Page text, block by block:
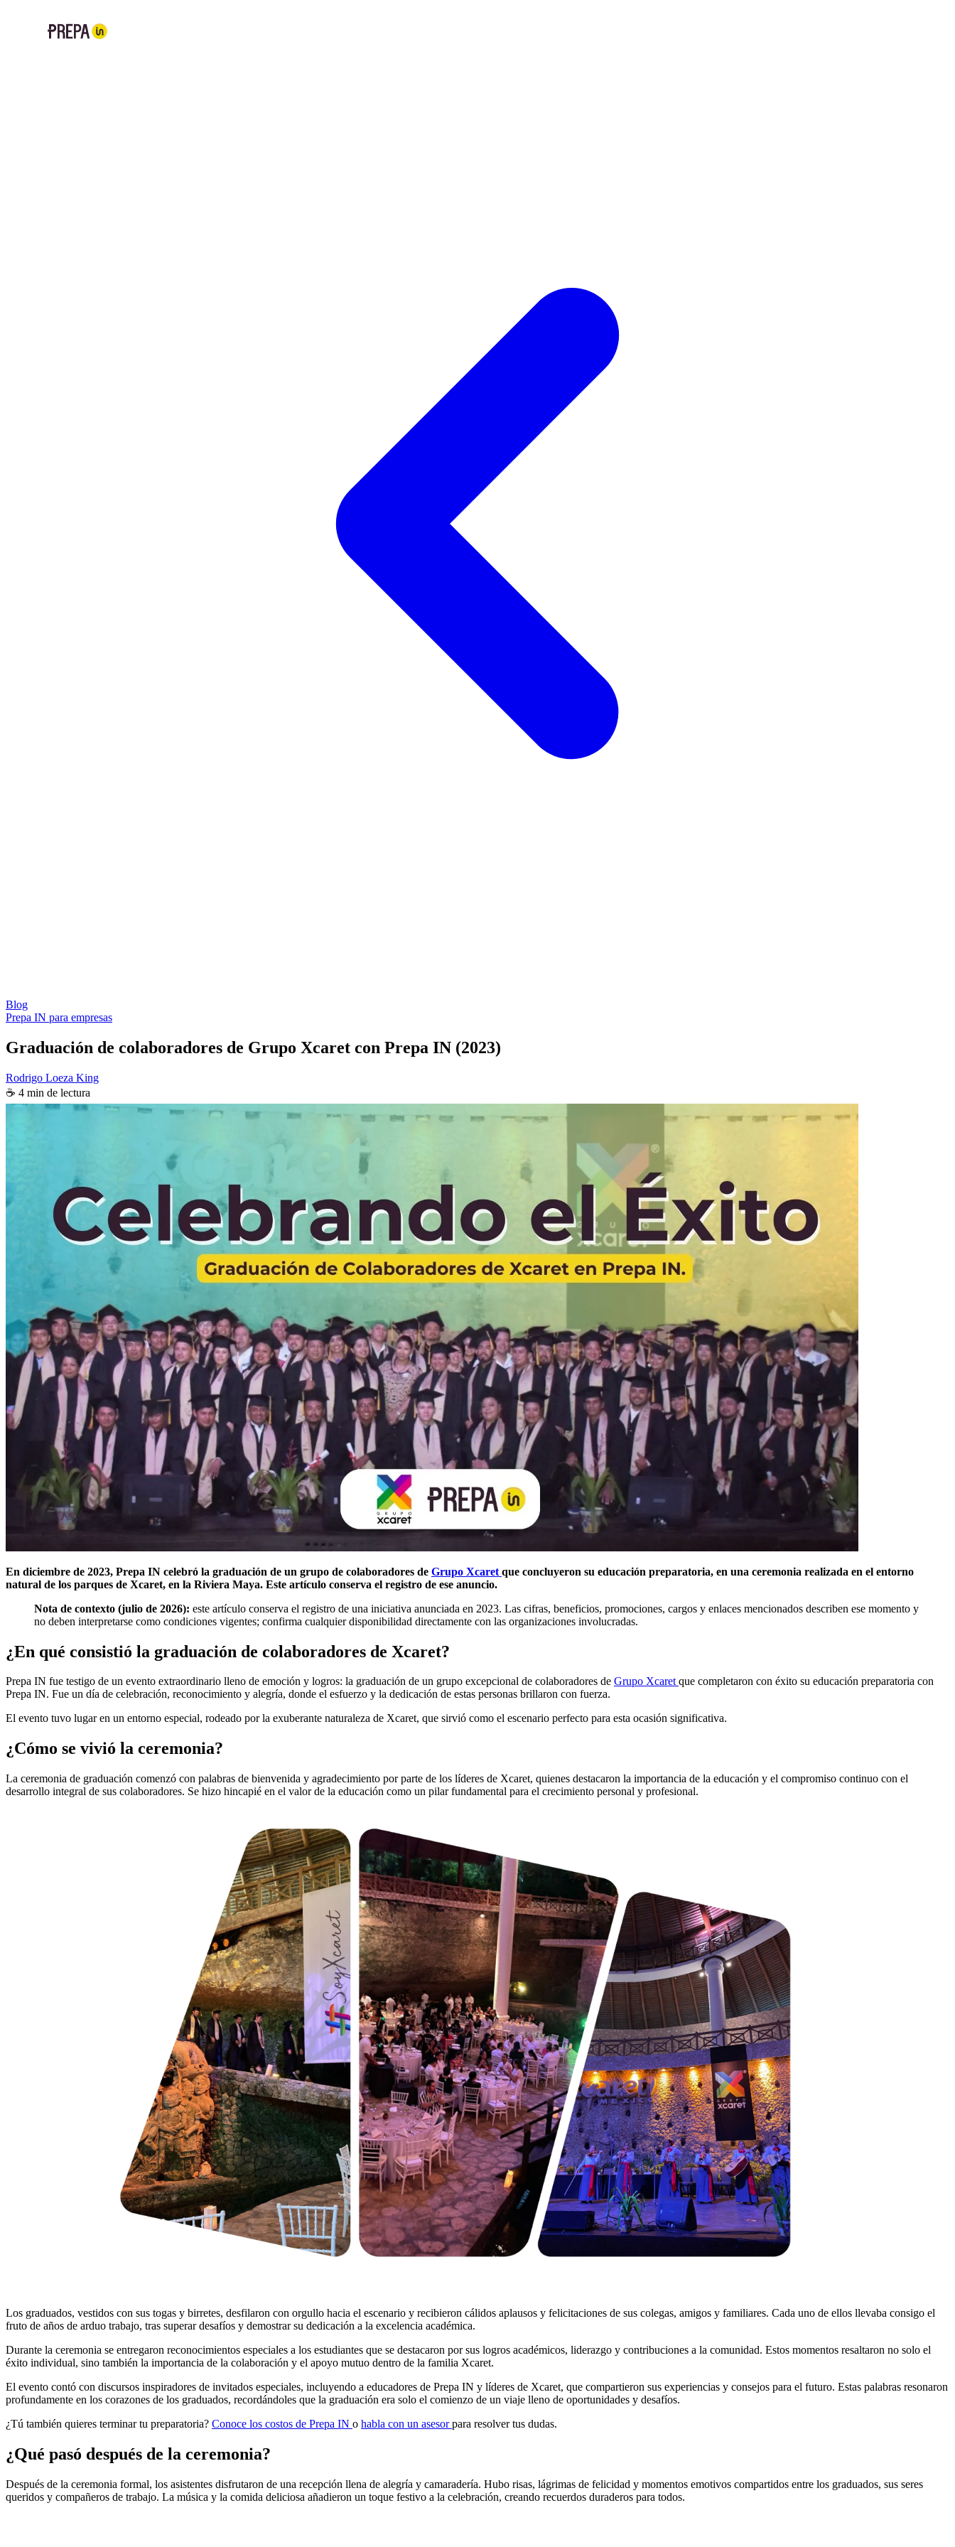
Blog
Prepa IN para empresas
Graduación de colaboradores de Grupo Xcaret con Prepa IN (2023)
Rodrigo Loeza King
☕ 4 min de lectura
En diciembre de 2023, Prepa IN celebró la graduación de un grupo de colaboradores de Grupo Xcaret que concluyeron su educación preparatoria, en una ceremonia realizada en el entorno
natural de los parques de Xcaret, en la Riviera Maya. Este artículo conserva el registro de ese anuncio.
Nota de contexto (julio de 2026): este artículo conserva el registro de una iniciativa anunciada en 2023. Las cifras, beneficios, promociones, cargos y enlaces mencionados describen ese momento y
no deben interpretarse como condiciones vigentes; confirma cualquier disponibilidad directamente con las organizaciones involucradas.
¿En qué consistió la graduación de colaboradores de Xcaret?
Prepa IN fue testigo de un evento extraordinario lleno de emoción y logros: la graduación de un grupo excepcional de colaboradores de Grupo Xcaretque completaron con éxito su educación preparatoria con
Prepa IN. Fue un día de celebración, reconocimiento y alegría, donde el esfuerzo y la dedicación de estas personas brillaron con fuerza.
El evento tuvo lugar en un entorno especial, rodeado por la exuberante naturaleza de Xcaret, que sirvió como el escenario perfecto para esta ocasión significativa.
¿Cómo se vivió la ceremonia?
La ceremonia de graduación comenzó con palabras de bienvenida y agradecimiento por parte de los líderes de Xcaret, quienes destacaron la importancia de la educación y el compromiso continuo con el
desarrollo integral de sus colaboradores. Se hizo hincapié en el valor de la educación como un pilar fundamental para el crecimiento personal y profesional.
Los graduados, vestidos con sus togas y birretes, desfilaron con orgullo hacia el escenario y recibieron cálidos aplausos y felicitaciones de sus colegas, amigos y familiares. Cada uno de ellos llevaba consigo el
fruto de años de arduo trabajo, tras superar desafíos y demostrar su dedicación a la excelencia académica.
Durante la ceremonia se entregaron reconocimientos especiales a los estudiantes que se destacaron por sus logros académicos, liderazgo y contribuciones a la comunidad. Estos momentos resaltaron no solo el
éxito individual, sino también la importancia de la colaboración y el apoyo mutuo dentro de la familia Xcaret.
El evento contó con discursos inspiradores de invitados especiales, incluyendo a educadores de Prepa IN y líderes de Xcaret, que compartieron sus experiencias y consejos para el futuro. Estas palabras resonaron
profundamente en los corazones de los graduados, recordándoles que la graduación era solo el comienzo de un viaje lleno de oportunidades y desafíos.
¿Tú también quieres terminar tu preparatoria? Conoce los costos de Prepa IN o habla con un asesorpara resolver tus dudas.
¿Qué pasó después de la ceremonia?
Después de la ceremonia formal, los asistentes disfrutaron de una recepción llena de alegría y camaradería. Hubo risas, lágrimas de felicidad y momentos emotivos compartidos entre los graduados, sus seres
queridos y compañeros de trabajo. La música y la comida deliciosa añadieron un toque festivo a la celebración, creando recuerdos duraderos para todos.